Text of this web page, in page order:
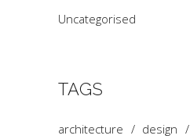
Uncategorised
TAGS
architecture design